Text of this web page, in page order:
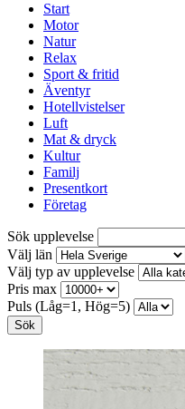
Start
Motor
Natur
Relax
Sport & fritid
Äventyr
Hotellvistelser
Luft
Mat & dryck
Kultur
Familj
Presentkort
Företag
Sök upplevelse
Välj län
Välj typ av upplevelse
Pris max
Puls (Låg=1, Hög=5)